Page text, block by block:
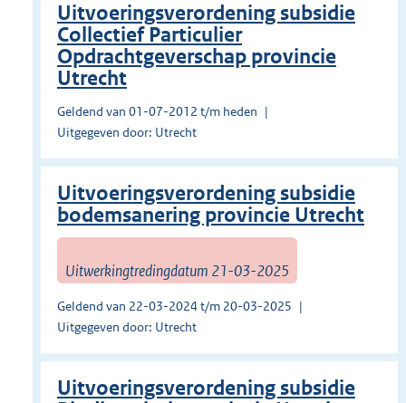
Uitvoeringsverordening subsidie
Collectief Particulier
Opdrachtgeverschap provincie
Utrecht
Geldend van 01-07-2012 t/m heden
Uitgegeven door: Utrecht
Uitvoeringsverordening subsidie
bodemsanering provincie Utrecht
Uitwerkingtredingdatum 21-03-2025
Geldend van 22-03-2024 t/m 20-03-2025
Uitgegeven door: Utrecht
Uitvoeringsverordening subsidie